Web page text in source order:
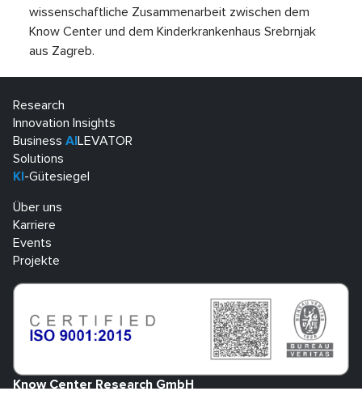
wissenschaftliche Zusammenarbeit zwischen dem
Know Center und dem Kinderkrankenhaus Srebrnjak
aus Zagreb.
Research
Innovation Insights
Business AI LEVATOR
Solutions
KI -Gütesiegel
Über uns
Karriere
Events
Projekte
Know Center Research GmbH